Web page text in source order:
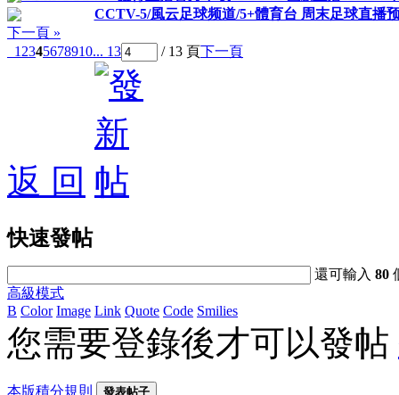
CCTV-5/風云足球频道/5+體育台 周末足球直播
下一頁 »
1 2345678910... 13 / 13 頁下一頁
返 回
快速發帖
還可輸入80
高級模式
B Color Image Link Quote Code Smilies
您需要登錄後才可以發帖
本版積分規則 發表帖子